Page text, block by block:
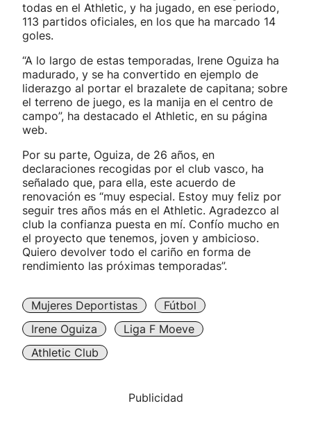
todas en el Athletic, y ha jugado, en ese periodo,
113 partidos oficiales, en los que ha marcado 14
goles.
“A lo largo de estas temporadas, Irene Oguiza ha
madurado, y se ha convertido en ejemplo de
liderazgo al portar el brazalete de capitana; sobre
el terreno de juego, es la manija en el centro de
campo”, ha destacado el Athletic, en su página
web.
Por su parte, Oguiza, de 26 años, en
declaraciones recogidas por el club vasco, ha
señalado que, para ella, este acuerdo de
renovación es “muy especial. Estoy muy feliz por
seguir tres años más en el Athletic. Agradezco al
club la confianza puesta en mí. Confío mucho en
el proyecto que tenemos, joven y ambicioso.
Quiero devolver todo el cariño en forma de
rendimiento las próximas temporadas”.
Mujeres Deportistas
Fútbol
Irene Oguiza
Liga F Moeve
Athletic Club
Publicidad